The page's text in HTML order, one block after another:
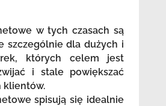
w tych czasach są
szczególnie dla dużych i
których celem jest
i stale powiększać
klientów.
spisują się idealnie